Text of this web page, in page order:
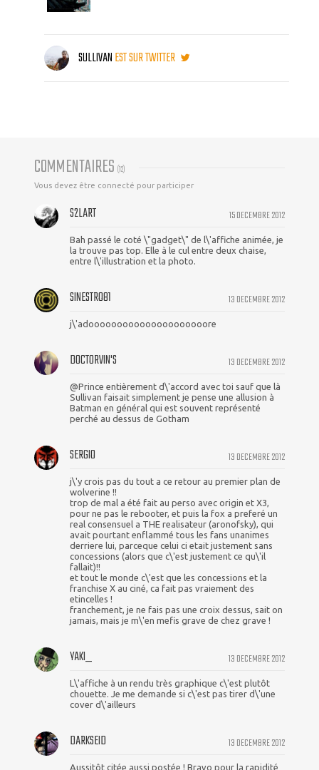
SULLIVANEST SUR TWITTER
COMMENTAIRES (12)
Vous devez être connecté pour participer
15 DECEMBRE 2012
S2LART
Bah passé le coté \"gadget\" de l\'affiche animée, je
la trouve pas top. Elle à le cul entre deux chaise,
entre l\'illustration et la photo.
13 DECEMBRE 2012
SINESTRO81
j\'adooooooooooooooooooooore
13 DECEMBRE 2012
DOCTORVIN'S
@Prince entièrement d\'accord avec toi sauf que là
Sullivan faisait simplement je pense une allusion à
Batman en général qui est souvent représenté
perché au dessus de Gotham
13 DECEMBRE 2012
SERGIO
j\'y crois pas du tout a ce retour au premier plan de
wolverine !!
trop de mal a été fait au perso avec origin et X3,
pour ne pas le rebooter, et puis la fox a preferé un
real consensuel a THE realisateur (aronofsky), qui
avait pourtant enflammé tous les fans unanimes
derriere lui, parceque celui ci etait justement sans
concessions (alors que c\'est justement ce qu\'il
fallait)!!
et tout le monde c\'est que les concessions et la
franchise X au ciné, ca fait pas vraiement des
etincelles !
franchement, je ne fais pas une croix dessus, sait on
jamais, mais je m\'en mefis grave de chez grave !
13 DECEMBRE 2012
YAKI_
L\'affiche à un rendu très graphique c\'est plutôt
chouette. Je me demande si c\'est pas tirer d\'une
cover d\'ailleurs
13 DECEMBRE 2012
DARKSEID
Aussitôt citée aussi postée ! Bravo pour la rapidité